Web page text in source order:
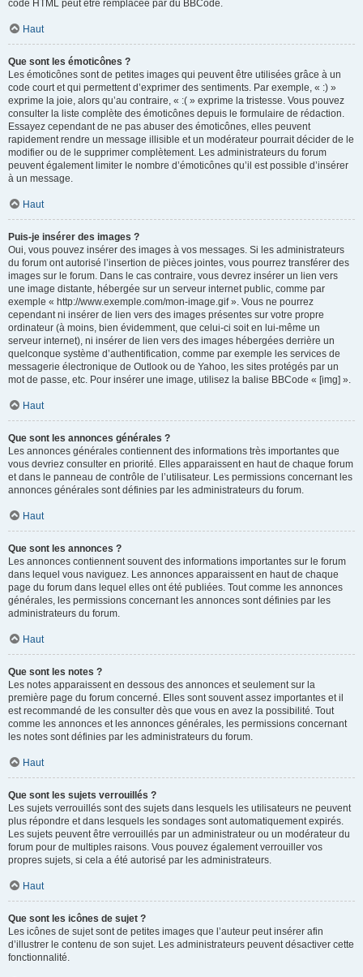
code HTML peut être remplacée par du BBCode.
Haut
Que sont les émoticônes ?
Les émoticônes sont de petites images qui peuvent être utilisées grâce à un
code court et qui permettent d’exprimer des sentiments. Par exemple, « :) »
exprime la joie, alors qu’au contraire, « :( » exprime la tristesse. Vous pouvez
consulter la liste complète des émoticônes depuis le formulaire de rédaction.
Essayez cependant de ne pas abuser des émoticônes, elles peuvent
rapidement rendre un message illisible et un modérateur pourrait décider de le
modifier ou de le supprimer complètement. Les administrateurs du forum
peuvent également limiter le nombre d’émoticônes qu’il est possible d’insérer
à un message.
Haut
Puis-je insérer des images ?
Oui, vous pouvez insérer des images à vos messages. Si les administrateurs
du forum ont autorisé l’insertion de pièces jointes, vous pourrez transférer des
images sur le forum. Dans le cas contraire, vous devrez insérer un lien vers
une image distante, hébergée sur un serveur internet public, comme par
exemple « http://www.exemple.com/mon-image.gif ». Vous ne pourrez
cependant ni insérer de lien vers des images présentes sur votre propre
ordinateur (à moins, bien évidemment, que celui-ci soit en lui-même un
serveur internet), ni insérer de lien vers des images hébergées derrière un
quelconque système d’authentification, comme par exemple les services de
messagerie électronique de Outlook ou de Yahoo, les sites protégés par un
mot de passe, etc. Pour insérer une image, utilisez la balise BBCode « [img] ».
Haut
Que sont les annonces générales ?
Les annonces générales contiennent des informations très importantes que
vous devriez consulter en priorité. Elles apparaissent en haut de chaque forum
et dans le panneau de contrôle de l’utilisateur. Les permissions concernant les
annonces générales sont définies par les administrateurs du forum.
Haut
Que sont les annonces ?
Les annonces contiennent souvent des informations importantes sur le forum
dans lequel vous naviguez. Les annonces apparaissent en haut de chaque
page du forum dans lequel elles ont été publiées. Tout comme les annonces
générales, les permissions concernant les annonces sont définies par les
administrateurs du forum.
Haut
Que sont les notes ?
Les notes apparaissent en dessous des annonces et seulement sur la
première page du forum concerné. Elles sont souvent assez importantes et il
est recommandé de les consulter dès que vous en avez la possibilité. Tout
comme les annonces et les annonces générales, les permissions concernant
les notes sont définies par les administrateurs du forum.
Haut
Que sont les sujets verrouillés ?
Les sujets verrouillés sont des sujets dans lesquels les utilisateurs ne peuvent
plus répondre et dans lesquels les sondages sont automatiquement expirés.
Les sujets peuvent être verrouillés par un administrateur ou un modérateur du
forum pour de multiples raisons. Vous pouvez également verrouiller vos
propres sujets, si cela a été autorisé par les administrateurs.
Haut
Que sont les icônes de sujet ?
Les icônes de sujet sont de petites images que l’auteur peut insérer afin
d’illustrer le contenu de son sujet. Les administrateurs peuvent désactiver cette
fonctionnalité.